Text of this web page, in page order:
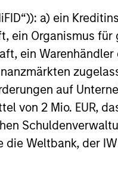
a) ein
ein Organismus für
ein Warenhändler
auf
von 2 Mio. EUR,
Weltbank, der
should not be construed
such offer or